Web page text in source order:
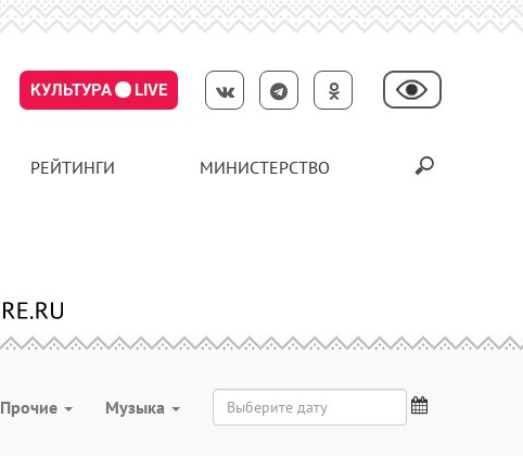
КУЛЬТУРА LIVE
РЕЙТИНГИ МИНИСТЕРСТВО
Прочие Музыка